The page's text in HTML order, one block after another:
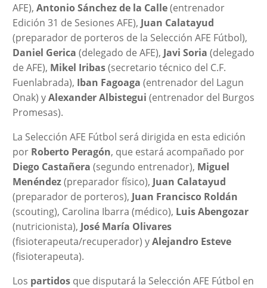
AFE), Antonio Sánchez de la Calle(entrenador
Edición 31 de Sesiones AFE), Juan Calatayud
(preparador de porteros de la Selección AFE Fútbol),
Daniel Gerica (delegado de AFE), Javi Soria (delegado
de AFE), Mikel Iribas(secretario técnico del C.F.
Fuenlabrada), Iban Fagoaga (entrenador del Lagun
Onak) yAlexander Albistegui (entrenador del Burgos
Promesas).
La Selección AFE Fútbol será dirigida en esta edición
por Roberto Peragón, que estará acompañado por
Diego Castañera (segundo entrenador), Miguel
Menéndez(preparador físico), Juan Calatayud
(preparador de porteros), Juan Francisco Roldán
(scouting), Carolina Ibarra (médico), Luis Abengozar
(nutricionista), José María Olivares
(fisioterapeuta/recuperador) yAlejandro Esteve
(fisioterapeuta).
Los partidosque disputará la Selección AFE Fútbol en